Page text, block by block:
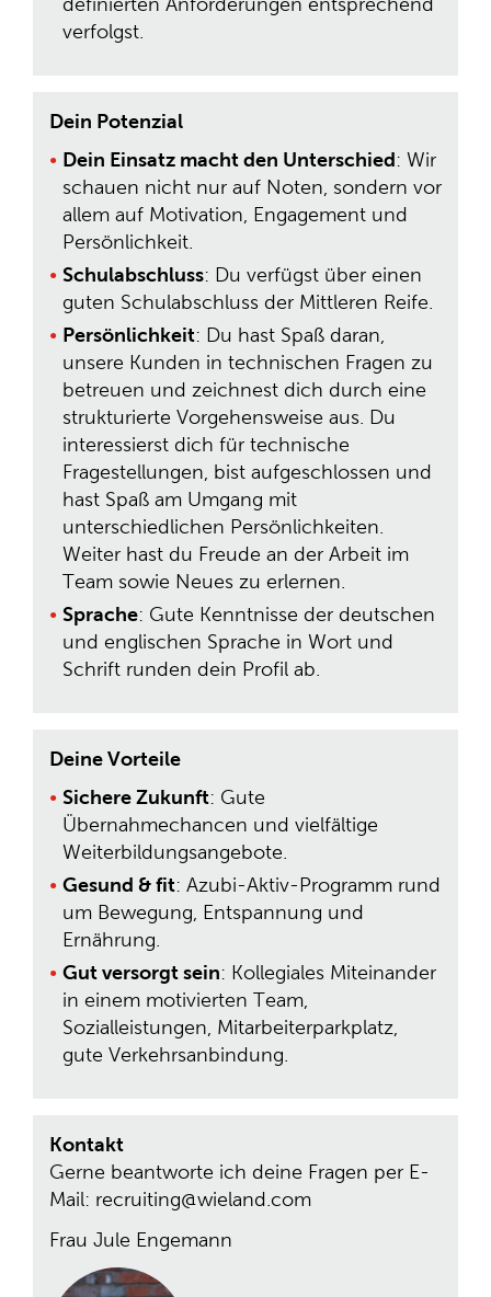
definierten Anforderungen entsprechend
verfolgst.
Dein Potenzial
Dein Einsatz macht den Unterschied : Wir
schauen nicht nur auf Noten, sondern vor
allem auf Motivation, Engagement und
Persönlichkeit.
Schulabschluss: Du verfügst über einen
guten Schulabschluss der Mittleren Reife.
Persönlichkeit: Du hast Spaß daran,
unsere Kunden in technischen Fragen zu
betreuen und zeichnest dich durch eine
strukturierte Vorgehensweise aus. Du
interessierst dich für technische
Fragestellungen, bist aufgeschlossen und
hast Spaß am Umgang mit
unterschiedlichen Persönlichkeiten.
Weiter hast du Freude an der Arbeit im
Team sowie Neues zu erlernen.
Sprache: Gute Kenntnisse der deutschen
und englischen Sprache in Wort und
Schrift runden dein Profil ab.
Deine Vorteile
Sichere Zukunft: Gute
Übernahmechancen und vielfältige
Weiterbildungsangebote.
Gesund & fit: Azubi-Aktiv-Programm rund
um Bewegung, Entspannung und
Ernährung.
Gut versorgt sein: Kollegiales Miteinander
in einem motivierten Team,
Sozialleistungen, Mitarbeiterparkplatz,
gute Verkehrsanbindung.
Kontakt
Gerne beantworte ich deine Fragen per E-
Mail: recruiting@wieland.com
Frau Jule Engemann